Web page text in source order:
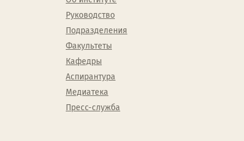
Руководство
Подразделения
Факультеты
Кафедры
Аспирантура
Медиатека
Пресс-служба